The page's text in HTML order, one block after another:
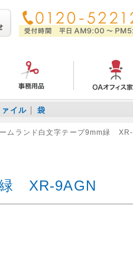
イル 袋
ムランド白文字テープ9mm緑 XR-
緑 XR-9AGN